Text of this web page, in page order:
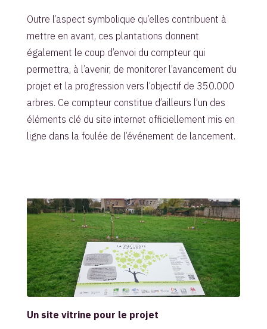
Outre l’aspect symbolique qu’elles contribuent à
mettre en avant, ces plantations donnent
également le coup d’envoi du compteur qui
permettra, à l’avenir, de monitorer l’avancement du
projet et la progression vers l’objectif de 350.000
arbres. Ce compteur constitue d’ailleurs l’un des
éléments clé du site internet officiellement mis en
ligne dans la foulée de l’événement de lancement.
Un site vitrine pour le projet